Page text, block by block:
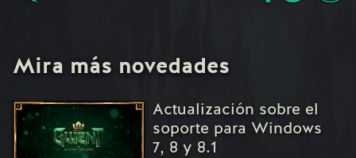
Mira más novedades
Actualización sobre el
soporte para Windows
7, 8 y 8.1